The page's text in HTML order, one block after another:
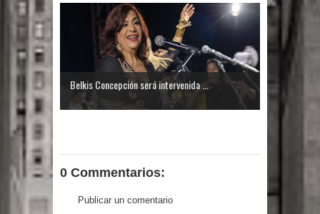
El PRM tendrá desde el próximo
domingo una dirección de hombres
Belkis Concepción será intervenida ...
0 Commentarios:
Publicar un comentario